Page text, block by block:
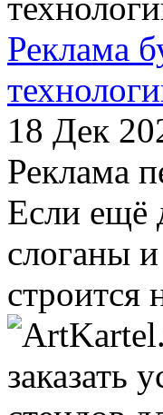
Реклама
18 Дек
Реклама
Если ещё
слоганы
строится